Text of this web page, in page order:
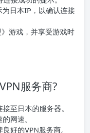
为日本IP，以确认连接
》游戏，并享受游戏时
服务商?
至日本的服务器。
网速。
好的VPN服务商。